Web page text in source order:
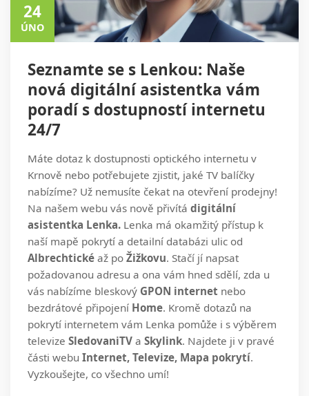
24
ÚNO
Seznamte se s Lenkou: Naše
nová digitální asistentka vám
poradí s dostupností internetu
24/7
Máte dotaz k dostupnosti optického internetu v
Krnově nebo potřebujete zjistit, jaké TV balíčky
nabízíme? Už nemusíte čekat na otevření prodejny!
Na našem webu vás nově přivítá digitální
asistentka Lenka. Lenka má okamžitý přístup k
naší mapě pokrytí a detailní databázi ulic od
Albrechtické až po Žižkovu. Stačí jí napsat
požadovanou adresu a ona vám hned sdělí, zda u
vás nabízíme bleskový GPON internet nebo
bezdrátové připojení Home. Kromě dotazů na
pokrytí internetem vám Lenka pomůže i s výběrem
televize SledovaniTV a Skylink. Najdete ji v pravé
části webu Internet, Televize, Mapa pokrytí.
Vyzkoušejte, co všechno umí!